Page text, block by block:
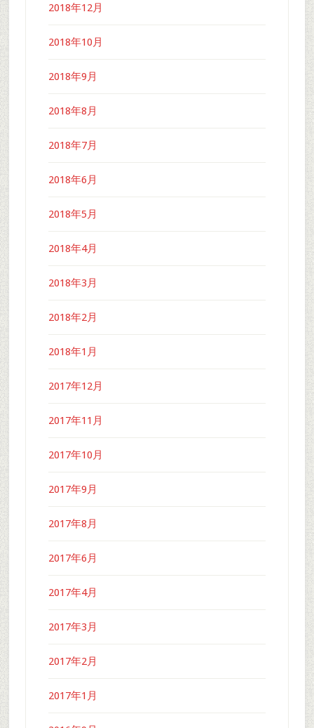
2018年12月
2018年10月
2018年9月
2018年8月
2018年7月
2018年6月
2018年5月
2018年4月
2018年3月
2018年2月
2018年1月
2017年12月
2017年11月
2017年10月
2017年9月
2017年8月
2017年6月
2017年4月
2017年3月
2017年2月
2017年1月